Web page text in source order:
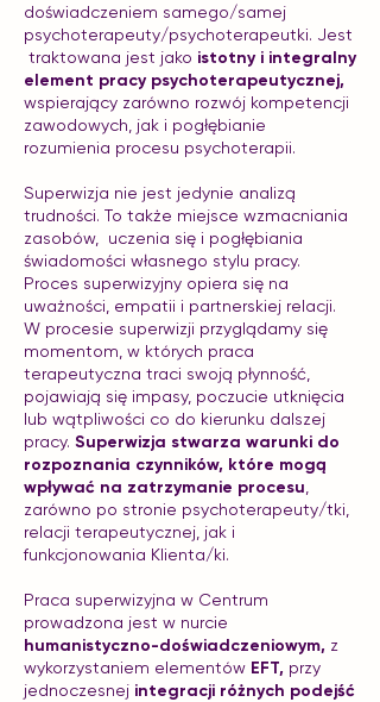
doświadczeniem samego/samej
psychoterapeuty/psychoterapeutki. Jest
traktowana jest jako istotny i integralny
element pracy psychoterapeutycznej,
wspierający zarówno rozwój kompetencji
zawodowych, jak i pogłębianie
rozumienia procesu psychoterapii.
Superwizja nie jest jedynie analizą
trudności. To także miejsce wzmacniania
zasobów, uczenia się i pogłębiania
świadomości własnego stylu pracy.
Proces superwizyjny opiera się na
uważności, empatii i partnerskiej relacji.
W procesie superwizji przyglądamy się
momentom, w których praca
terapeutyczna traci swoją płynność,
pojawiają się impasy, poczucie utknięcia
lub wątpliwości co do kierunku dalszej
pracy. Superwizja stwarza warunki do
rozpoznania czynników, które mogą
wpływać na zatrzymanie procesu
zarówno po stronie psychoterapeuty/tki,
relacji terapeutycznej, jak i
funkcjonowania Klienta/ki.
Praca superwizyjna w Centrum
prowadzona jest w nurcie
humanistyczno-doświadczeniowym, z
wykorzystaniem elementów EFT, przy
jednoczesnej integracji różnych podejść